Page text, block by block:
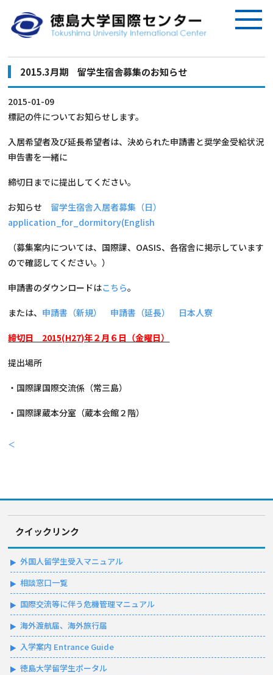
2015.3月期 留学生宿舎募集のお知らせ
2015-01-09
標記の件についてお知らせします。
入居希望者及び延長希望者は、決められた申請書と奨学金受給状況
申告書を一緒に
締切日までに提出してください。
お知らせ留学生宿舎入居者募集（日）
application_for_dormitory(English
（募集案内については、国際課、OASIS、各宿舎に掲示しています
ので確認してください。）
申請書のダウンロードはこちら。
または、 申請書（新規） 申請書（延長） 日本人寮
締切日 2015(H27)年２月６日（金曜日）
提出場所
・国際課国際交流係（常三島）
・国際課蔵本分室（蔵本会館２階）
＜
クイックリンク
外国人留学生受入マニュアル
相談窓口一覧
国際交流等に伴う危機管理マニュアル
海外渡航届、海外旅行届
入学案内 Entrance Guide
徳島大学留学生ポータル